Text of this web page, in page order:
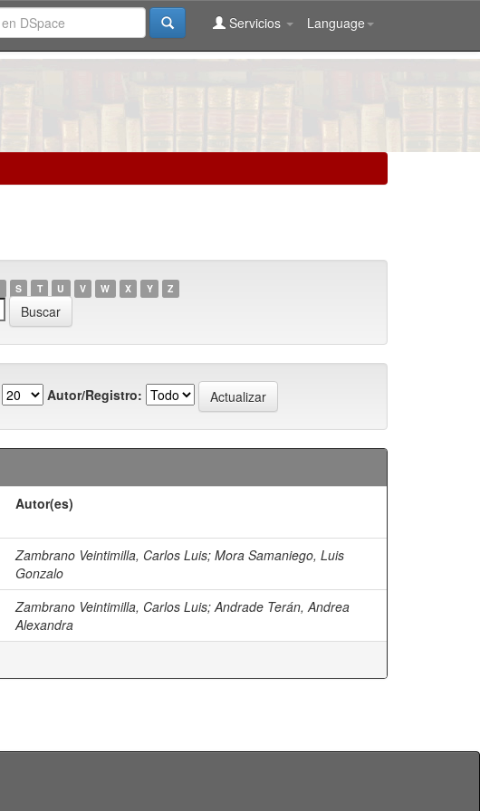
Language
Servicios
S T U V W X Y Z
Autor/Registro:
Autor(es)
Zambrano Veintimilla, Carlos Luis; Mora Samaniego, Luis
Gonzalo
Zambrano Veintimilla, Carlos Luis;Andrade Terán, Andrea
Alexandra